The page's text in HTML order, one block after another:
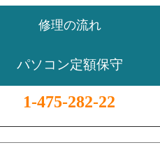
修理の流れ
パソコン定額保守
1-475-282-22